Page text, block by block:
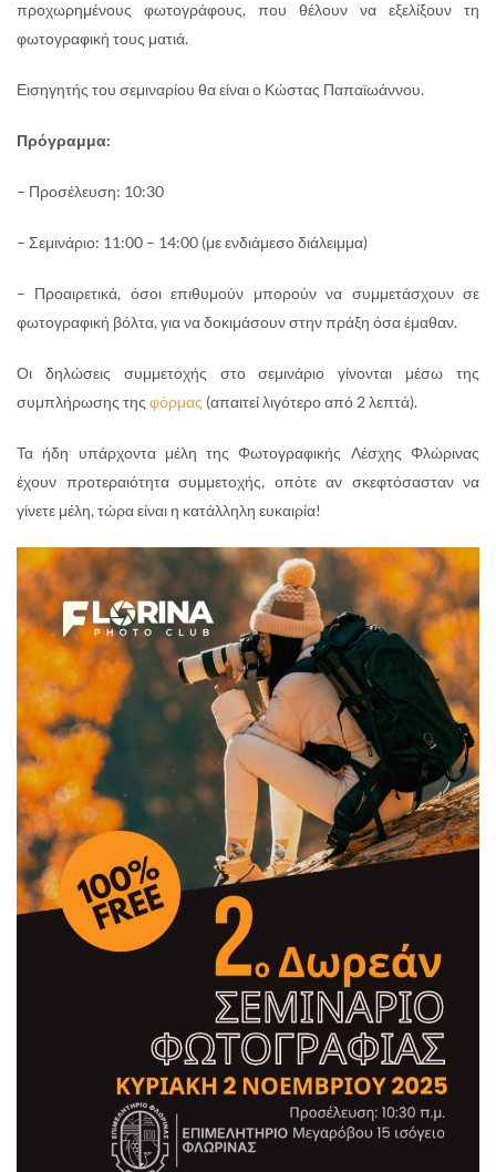
προχωρημένους φωτογράφους, που θέλουν να εξελίξουν τη
φωτογραφική τους ματιά.
Εισηγητής του σεμιναρίου θα είναι ο Κώστας Παπαϊωάννου.
Πρόγραμμα:
– Προσέλευση: 10:30
– Σεμινάριο: 11:00 – 14:00 (με ενδιάμεσο διάλειμμα)
– Προαιρετικά, όσοι επιθυμούν μπορούν να συμμετάσχουν σε
φωτογραφική βόλτα, για να δοκιμάσουν στην πράξη όσα έμαθαν.
Οι δηλώσεις συμμετοχής στο σεμινάριο γίνονται μέσω της
συμπλήρωσης της φόρμας (απαιτεί λιγότερο από 2 λεπτά).
Τα ήδη υπάρχοντα μέλη της Φωτογραφικής Λέσχης Φλώρινας
έχουν προτεραιότητα συμμετοχής, οπότε αν σκεφτόσασταν να
γίνετε μέλη, τώρα είναι η κατάλληλη ευκαιρία!